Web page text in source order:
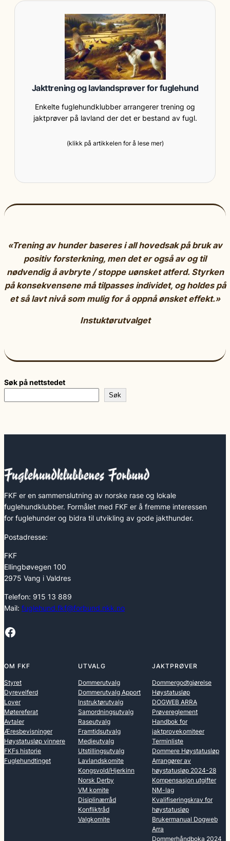
Jakttrening og lavlandsprøver for fuglehund
Enkelte fuglehundklubber arrangerer trening og
jaktprøver på lavland der det er bestand av fugl.
(klikk på artikkelen for å lese mer)
«Trening av hunder baseres i all hovedsak på bruk av
positiv forsterkning, men det er også av og til
nødvendig å avbryte / stoppe uønsket atferd. Styrken
på konsekvensene må tilpasses individet, og holdes på
et så lavt nivå som mulig for å oppnå ønsket effekt.»
Instuktørutvalget
Søk på nettstedet
Søk
FKF er en sammenslutning av norske rase og lokale
fuglehundklubber. Formålet med FKF er å fremme interessen
for fuglehunder og bidra til utvikling av gode jakthunder.
Postadresse:
FKF
Ellingbøvegen 100
2975 Vang i Valdres
Telefon: 915 13 889
Mail: fuglehund.fkf@forbund.nkk.no
Facebook
OM FKF
Styret
Dyrevelferd
Lover
Møtereferat
Avtaler
Æresbevisninger
Høystatusløp vinnere
FKFs historie
Fuglehundtinget
UTVALG
Dommerutvalg
Dommerutvalg Apport
Instruktørutvalg
Samordningsutvalg
Raseutvalg
Framtidsutvalg
Medieutvalg
Utstillingsutvalg
Lavlandskomite
Kongsvold/Hjerkinn
Norsk Derby
VM komite
Disiplinærråd
Konfliktråd
Valgkomite
JAKTPRØVER
Dommergodtgjørelse
Høystatusløp
DOGWEB ARRA
Prøvereglement
Handbok for
jaktprovekomiteer
Terminliste
Dommere Høystatusløp
Arrangører av
høystatusløp 2024-28
Kompensasjon utgifter
NM-lag
Kvalifiseringskrav for
høystatusløp
Brukermanual Dogweb
Arra
Dommerhåndboka 2024